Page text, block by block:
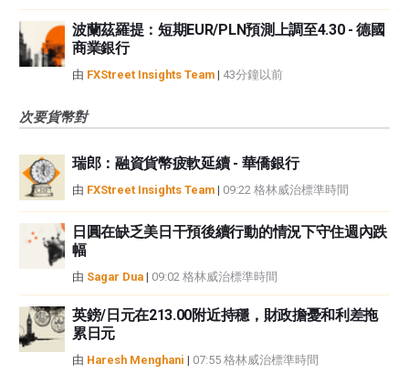
波蘭茲羅提：短期EUR/PLN預測上調至4.30 - 德國
商業銀行
由 FXStreet Insights Team | 43分鐘以前
次要貨幣對
瑞郎：融資貨幣疲軟延續 - 華僑銀行
由 FXStreet Insights Team | 09:22 格林威治標準時間
日圓在缺乏美日干預後續行動的情況下守住週內跌
幅
由 Sagar Dua | 09:02 格林威治標準時間
英鎊/日元在213.00附近持穩，財政擔憂和利差拖
累日元
由 Haresh Menghani | 07:55 格林威治標準時間